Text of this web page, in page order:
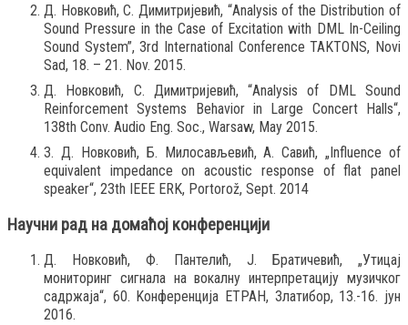
Д. Новковић, С. Димитријевић, “Analysis of the Distribution of
Sound Pressure in the Case of Excitation with DML In-Ceiling
Sound System”, 3rd International Conference TAKTONS, Novi
Sad, 18. – 21. Nov. 2015.
Д. Новковић, С. Димитријевић, “Analysis of DML Sound
Reinforcement Systems Behavior in Large Concert Halls“,
138th Conv. Audio Eng. Soc., Warsaw, May 2015.
3. Д. Новковић, Б. Милосављевић, А. Савић, „Influence of
equivalent impedance on acoustic response of flat panel
speaker“, 23th IEEE ERK, Portorož, Sept. 2014
Научни рад на домаћој конференцији
Д. Новковић, Ф. Пантелић, Ј. Братичевић, „Утицај
мониторинг сигнала на вокалну интерпретацију музичког
садржаја“, 60. Kонференција ЕТРАН, Златибор, 13.-16. јун
2016.